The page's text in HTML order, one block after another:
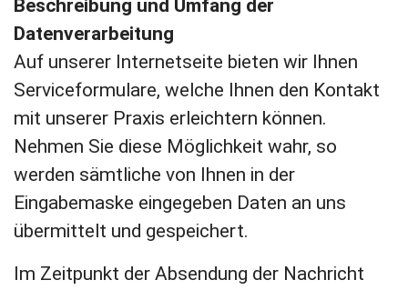
Beschreibung und Umfang der
Datenverarbeitung
Auf unserer Internetseite bieten wir Ihnen
Serviceformulare, welche Ihnen den Kontakt
mit unserer Praxis erleichtern können.
Nehmen Sie diese Möglichkeit wahr, so
werden sämtliche von Ihnen in der
Eingabemaske eingegeben Daten an uns
übermittelt und gespeichert.
Im Zeitpunkt der Absendung der Nachricht